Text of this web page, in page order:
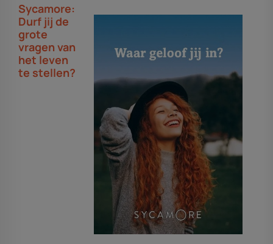
Sycamore:
Durf jij de
grote
vragen van
het leven
te stellen?